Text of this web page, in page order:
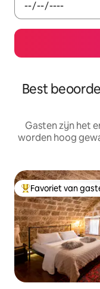
Best
Gasten zijn het
worden hoog
Topfavoriet van
Favoriet van